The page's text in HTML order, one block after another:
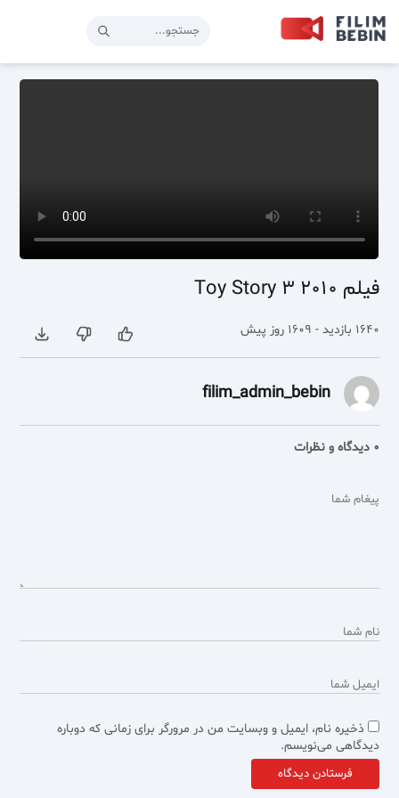
فیلم Toy Story 3 2010
1640 بازدید - 1609 روز پیش
filim_admin_bebin
0 دیدگاه و نظرات
ذخیره نام، ایمیل و وبسایت من در مرورگر برای زمانی که دوباره
دیدگاهی می‌نویسم.